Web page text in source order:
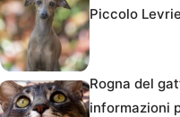
Piccolo
Rogna del
informazioni